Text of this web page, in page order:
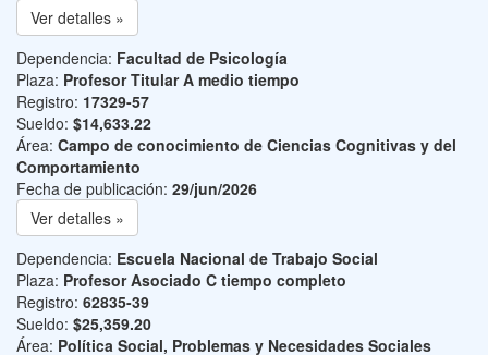
Ver detalles »
Dependencia: Facultad de Psicología
Plaza: Profesor Titular A medio tiempo
Registro: 17329-57
Sueldo: $14,633.22
Área: Campo de conocimiento de Ciencias Cognitivas y del
Comportamiento
Fecha de publicación: 29/jun/2026
Ver detalles »
Dependencia: Escuela Nacional de Trabajo Social
Plaza: Profesor Asociado C tiempo completo
Registro: 62835-39
Sueldo: $25,359.20
Área: Política Social, Problemas y Necesidades Sociales